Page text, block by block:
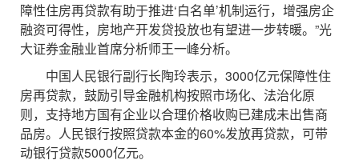
障性住房再贷款有助于推进‘白名单’机制运行，增强房企
融资可得性，房地产开发贷投放也有望进一步转暖。”光
大证券金融业首席分析师王一峰分析。
中国人民银行副行长陶玲表示，3000亿元保障性住
房再贷款，鼓励引导金融机构按照市场化、法治化原
则，支持地方国有企业以合理价格收购已建成未出售商
品房。人民银行按照贷款本金的60%发放再贷款，可带
动银行贷款5000亿元。